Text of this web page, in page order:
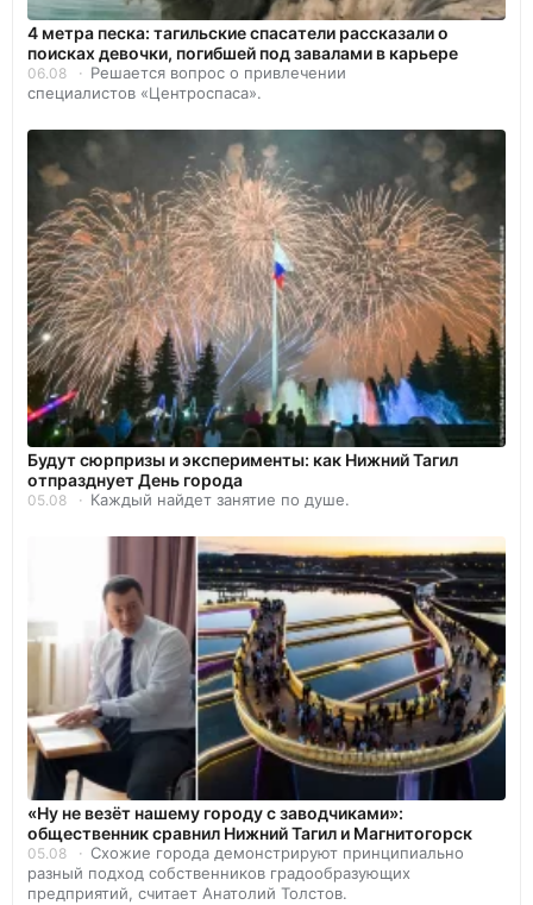
4 метра песка: тагильские спасатели рассказали о
поисках девочки, погибшей под завалами в карьере
06.08
Решается вопрос о привлечении
специалистов «Центроспаса».
Будут сюрпризы и эксперименты: как Нижний Тагил
отпразднует День города
05.08 Каждый найдет занятие по душе.
«Ну не везёт нашему городу с заводчиками»:
общественник сравнил Нижний Тагил и Магнитогорск
05.08
Схожие города демонстрируют принципиально
разный подход собственников градообразующих
предприятий, считает Анатолий Толстов.